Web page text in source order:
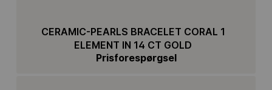
CERAMIC-PEARLS BRACELET CORAL 1
ELEMENT IN 14 CT GOLD
Prisforespørgsel